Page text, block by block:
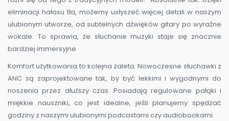
eliminacji hałasu tła, możemy usłyszeć więcej detali w naszym
ulubionym utworze, od subtelnych dźwięków gitary po wyraźne
wokale. To sprawia, że słuchanie muzyki staje się znacznie
bardziej immersyjne.
Komfort użytkowania to kolejna zaleta. Nowoczesne słuchawki z
ANC są zaprojektowane tak, by być lekkimi i wygodnymi do
noszenia przez dłuższy czas. Posiadają regulowane pałąki i
miękkie nauszniki, co jest idealne, jeśli planujemy spędzać
godziny z naszymi ulubionymi podcastami czy audiobookami.